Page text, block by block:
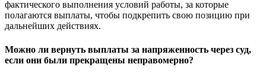
фактического выполнения условий работы, за которые
полагаются выплаты, чтобы подкрепить свою позицию при
дальнейших действиях.
Можно ли вернуть выплаты за напряженность через суд,
если они были прекращены неправомерно?